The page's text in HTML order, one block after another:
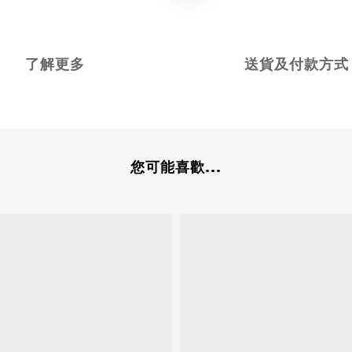
了解更多 送貨及付款方式
您可能喜歡...